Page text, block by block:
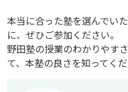
本当に合った塾を選んでい
に、ぜひご参加ください。
野田塾の授業のわかりやす
て、本塾の良さを知ってくだ